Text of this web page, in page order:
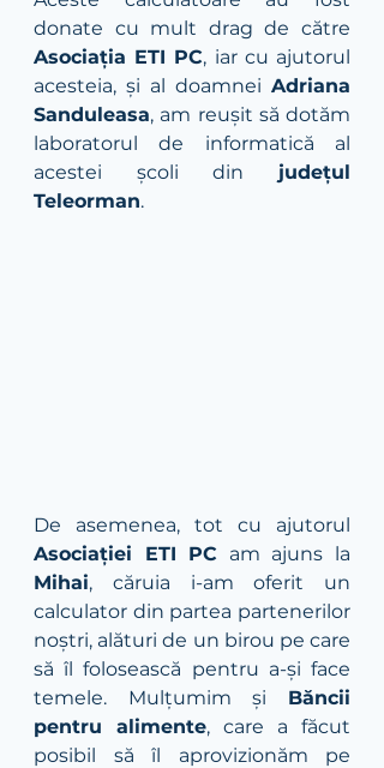
Asociația ETI PC, iar cu ajutorul
acesteia, și al doamnei Adriana
Sanduleasa, am reușit să dotăm
laboratorul de informatică al
acestei școli din județul
Teleorman.
Asociației ETI PC
Mihai, căruia i-am oferit un
calculator din partea partenerilor
noștri, alături de un birou pe care
să îl folosească pentru a-și face
temele. Mulțumim și Băncii
pentru alimente, care a făcut
posibil să îl aprovizionăm pe